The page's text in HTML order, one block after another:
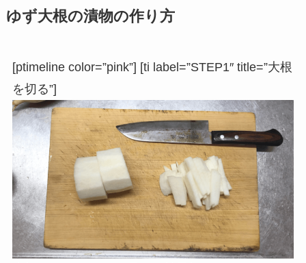
ゆず大根の漬物の作り方
[ptimeline color=”pink”] [ti label=”STEP1″ title=”大根
を切る”]